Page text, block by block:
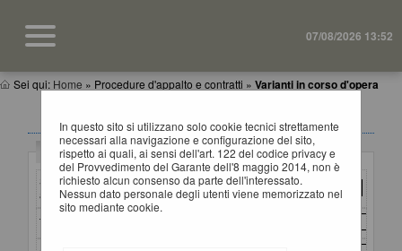
07/08/2026 13:52
Sei qui: Home » Procedure d'appalto e contratti » Varianti in corso d'opera
In questo sito si utilizzano solo cookie tecnici strettamente
necessari alla navigazione e configurazione del sito,
rispetto ai quali, ai sensi dell'art. 122 del codice privacy e
del Provvedimento del Garante dell'8 maggio 2014, non è
richiesto alcun consenso da parte dell'interessato.
Nessun dato personale degli utenti viene memorizzato nel
sito mediante cookie.
VARIANTI IN CORSO D'OPERA
Criteri di ricerca
Stazione
appaltante :
Titolo :